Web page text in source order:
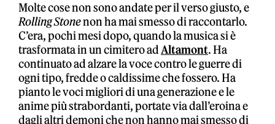
Molte cose non sono andate per il verso giusto, e
Rolling Stonenon ha mai smesso di raccontarlo.
C’era, pochi mesi dopo, quando la musica si è
trasformata in un cimitero adAltamont. Ha
continuato ad alzare la voce contro le guerre di
ogni tipo, fredde o caldissime che fossero. Ha
pianto le voci migliori di una generazione e le
anime più strabordanti, portate via dall’eroina e
dagli altri demoni che non hanno mai smesso di